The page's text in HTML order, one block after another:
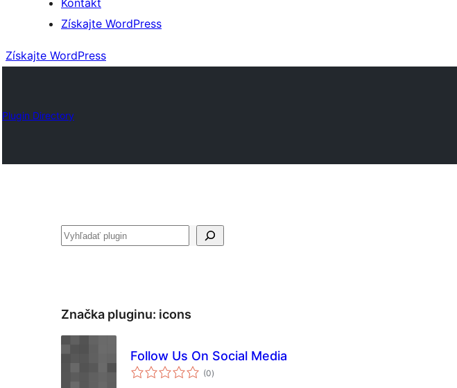
Kontakt
Získajte WordPress
Získajte WordPress
Plugin Directory
Hľadať
Značka pluginu: icons
Follow Us On Social Media
(0celkové
hodnotenie
)